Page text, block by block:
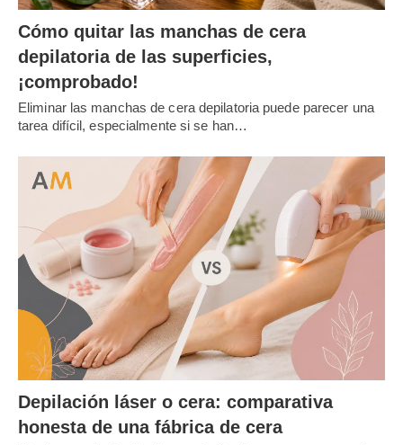
Cómo quitar las manchas de cera
depilatoria de las superficies,
¡comprobado!
Eliminar las manchas de cera depilatoria puede parecer una
tarea difícil, especialmente si se han…
Depilación láser o cera: comparativa
honesta de una fábrica de cera